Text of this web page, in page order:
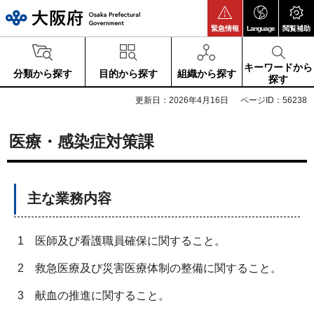
緊急情報 Language 閲覧補助
分類から探す 目的から探す 組織から探す
キーワードから
探す
更新日：2026年4月16日 ページID：56238
医療・感染症対策課
主な業務内容
1 医師及び看護職員確保に関すること。
2 救急医療及び災害医療体制の整備に関すること。
3 献血の推進に関すること。